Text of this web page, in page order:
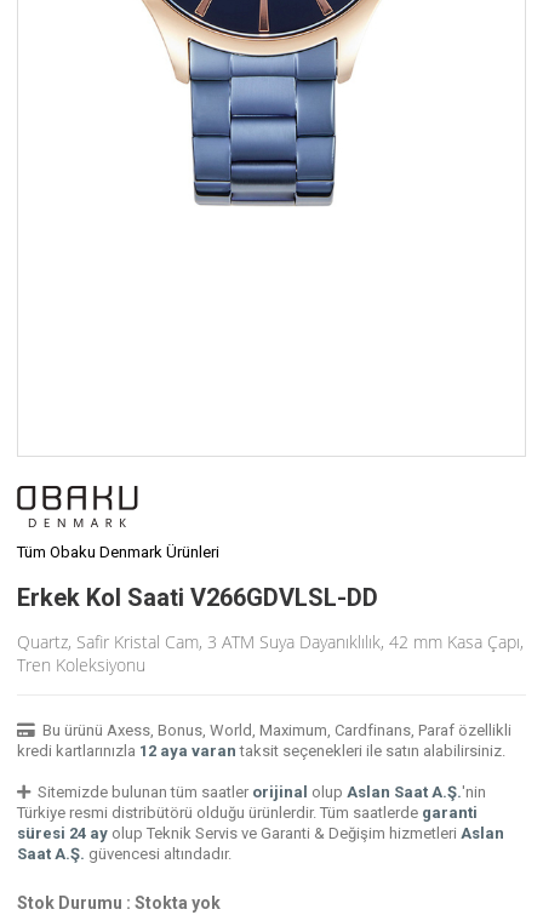
Tüm Obaku Denmark Ürünleri
Erkek Kol Saati V266GDVLSL-DD
Quartz, Safir Kristal Cam, 3 ATM Suya Dayanıklılık, 42 mm Kasa Çapı,
Tren Koleksiyonu
Bu ürünü Axess, Bonus, World, Maximum, Cardfinans, Paraf özellikli
kredi kartlarınızla 12 aya varan taksit seçenekleri ile satın alabilirsiniz.
Sitemizde bulunan tüm saatler orijinal olup Aslan Saat A.Ş.'nin
Türkiye resmi distribütörü olduğu ürünlerdir. Tüm saatlerde garanti
süresi 24 ay olup Teknik Servis ve Garanti & Değişim hizmetleri Aslan
Saat A.Ş. güvencesi altındadır.
Stok Durumu : Stokta yok